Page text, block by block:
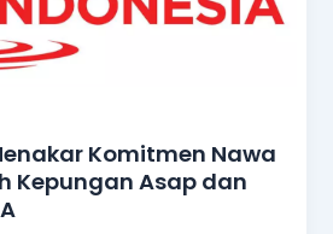
Komitmen Nawa
Kepungan Asap dan